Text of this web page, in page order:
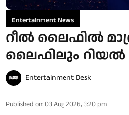
Entertainment News
റീൽ ലൈഫിൽ
ലൈഫിലും റിയൽ
Entertainment Desk
Published on: 03 Aug 2026, 3:20 pm